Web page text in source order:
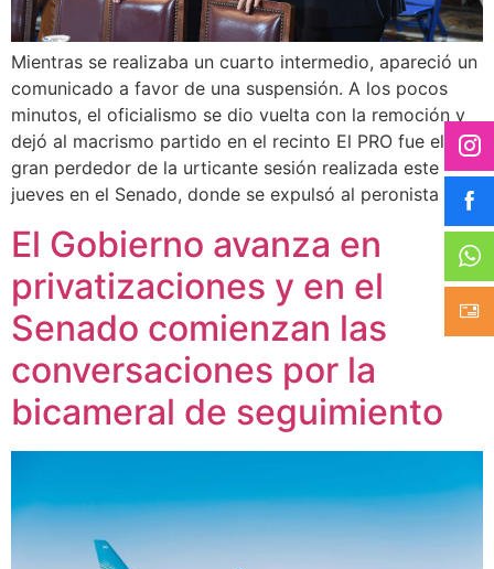
Mientras se realizaba un cuarto intermedio, apareció un
comunicado a favor de una suspensión. A los pocos
minutos, el oficialismo se dio vuelta con la remoción y
dejó al macrismo partido en el recinto El PRO fue el
gran perdedor de la urticante sesión realizada este
jueves en el Senado, donde se expulsó al peronista […]
El Gobierno avanza en
privatizaciones y en el
Senado comienzan las
conversaciones por la
bicameral de seguimiento